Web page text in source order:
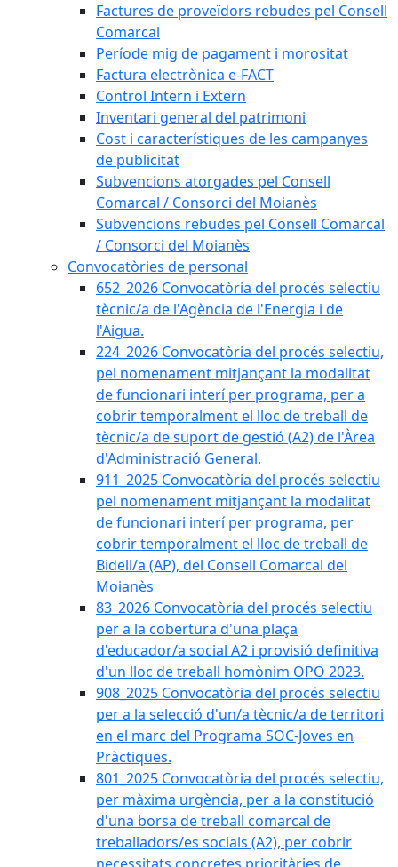
Factures de proveïdors rebudes pel Consell
Comarcal
Període mig de pagament i morositat
Factura electrònica e-FACT
Control Intern i Extern
Inventari general del patrimoni
Cost i característiques de les campanyes
de publicitat
Subvencions atorgades pel Consell
Comarcal / Consorci del Moianès
Subvencions rebudes pel Consell Comarcal
/ Consorci del Moianès
Convocatòries de personal
652_2026 Convocatòria del procés selectiu
tècnic/a de l'Agència de l'Energia i de
l'Aigua.
224_2026 Convocatòria del procés selectiu,
pel nomenament mitjançant la modalitat
de funcionari interí per programa, per a
cobrir temporalment el lloc de treball de
tècnic/a de suport de gestió (A2) de l'Àrea
d'Administració General.
911_2025 Convocatòria del procés selectiu
pel nomenament mitjançant la modalitat
de funcionari interí per programa, per
cobrir temporalment el lloc de treball de
Bidell/a (AP), del Consell Comarcal del
Moianès
83_2026 Convocatòria del procés selectiu
per a la cobertura d'una plaça
d'educador/a social A2 i provisió definitiva
d'un lloc de treball homònim OPO 2023.
908_2025 Convocatòria del procés selectiu
per a la selecció d'un/a tècnic/a de territori
en el marc del Programa SOC-Joves en
Pràctiques.
801_2025 Convocatòria del procés selectiu,
per màxima urgència, per a la constitució
d'una borsa de treball comarcal de
treballadors/es socials (A2), per cobrir